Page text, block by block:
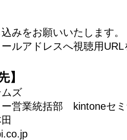
みをお願いいたします。
ルアドレスへ視聴用URL
】
ズ
ー営業統括部 kintoneセ